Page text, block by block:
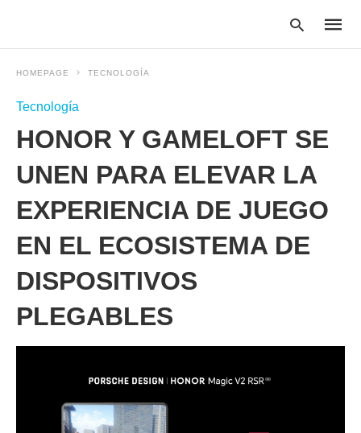
your
search
enter:
HOMEPAGE TECNOLOGÍA
Tecnología
HONOR Y GAMELOFT SE
UNEN PARA ELEVAR LA
EXPERIENCIA DE JUEGO
EN EL ECOSISTEMA DE
DISPOSITIVOS
PLEGABLES